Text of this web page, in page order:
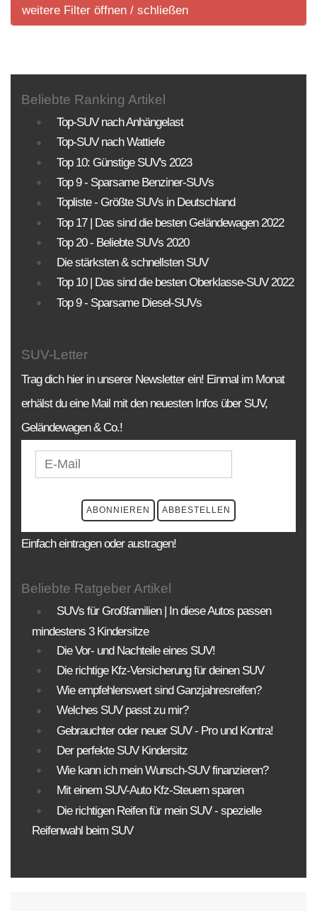
weitere Filter öffnen / schließen
Sortierung SUV Marktuebersicht
Sortierung aller aktuell im deutschem Handel
angeboteten Fahrzeuge.
KLASSEN MOTORISIERUNG ANTRIEBSART
PREISE
Sortierung SUV Datenbank
Die Sortierungsmöglichkeit umfasst alle SUV-
Modelle und Generationen!
Beliebte Ranking Artikel
Top-SUV nach Anhängelast
Top-SUV nach Wattiefe
Top 10: Günstige SUV's 2023
Top 9 - Sparsame Benziner-SUVs
Topliste - Größte SUVs in Deutschland
Top 17 | Das sind die besten Geländewagen 2022
Top 20 - Beliebte SUVs 2020
Die stärksten & schnellsten SUV
Top 10 | Das sind die besten Oberklasse-SUV 2022
Top 9 - Sparsame Diesel-SUVs
SUV-Letter
Trag dich hier in unserer Newsletter ein! Einmal im Monat
erhälst du eine Mail mit den neuesten Infos über SUV,
Geländewagen & Co.!
Einfach eintragen oder austragen!
Beliebte Ratgeber Artikel
SUVs für Großfamilien | In diese Autos passen
mindestens 3 Kindersitze
Die Vor- und Nachteile eines SUV!
Die richtige Kfz-Versicherung für deinen SUV
Wie empfehlenswert sind Ganzjahresreifen?
Welches SUV passt zu mir?
Gebrauchter oder neuer SUV - Pro und Kontra!
Der perfekte SUV Kindersitz
Wie kann ich mein Wunsch-SUV finanzieren?
Mit einem SUV-Auto Kfz-Steuern sparen
Die richtigen Reifen für mein SUV - spezielle
Reifenwahl beim SUV